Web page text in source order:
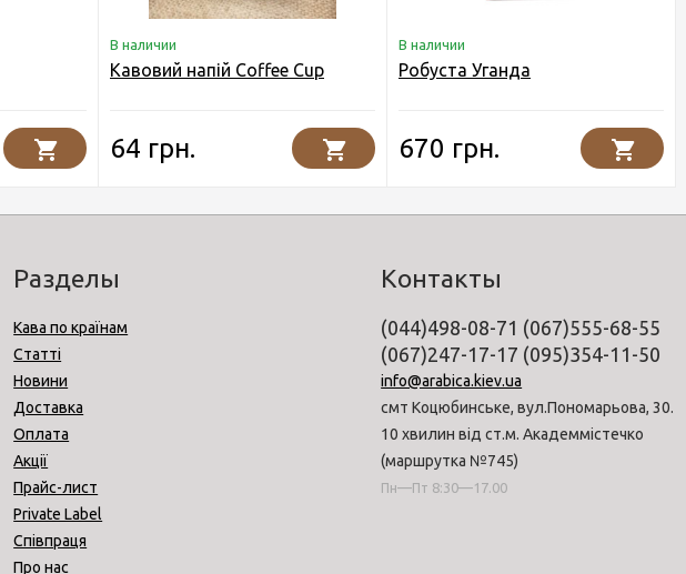
В наличии
Кавовий напій Coffee Cup
64 грн.
В наличии
Робуста Уганда
670 грн.
Разделы
Кава по країнам
Статті
Новини
Доставка
Оплата
Акції
Прайс-лист
Private Label
Співпраця
Про нас
Контакты
(044)498-08-71 (067)555-68-55
(067)247-17-17 (095)354-11-50
info@arabica.kiev.ua
смт Коцюбинське, вул.Пономарьова, 30.
10 хвилин від ст.м. Академмістечко
(маршрутка №745)
Пн—Пт 8:30—17.00